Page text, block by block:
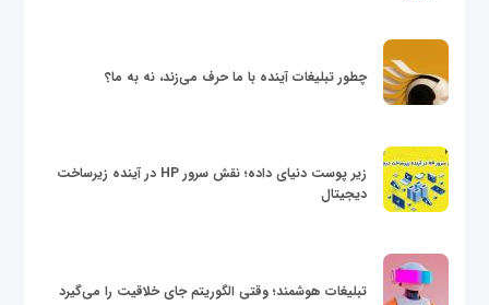
چطور تبلیغات آینده با ما حرف می‌زند، نه به ما؟
زیر پوست دنیای داده؛ نقش سرور HP در آینده زیرساخت
دیجیتال
تبلیغات هوشمند؛ وقتی الگوریتم جای خلاقیت را می‌گیرد